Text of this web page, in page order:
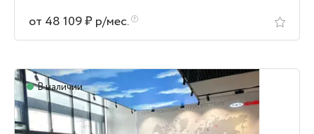
от 48 109 ₽ р/мес.
В наличии